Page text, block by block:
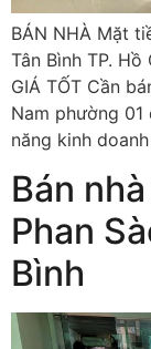
BÁN NHÀ Mặt
Tân Bình TP. Hồ
GIÁ TỐT Cần
Nam phường 01
năng kinh
Bán
Phan
Bình